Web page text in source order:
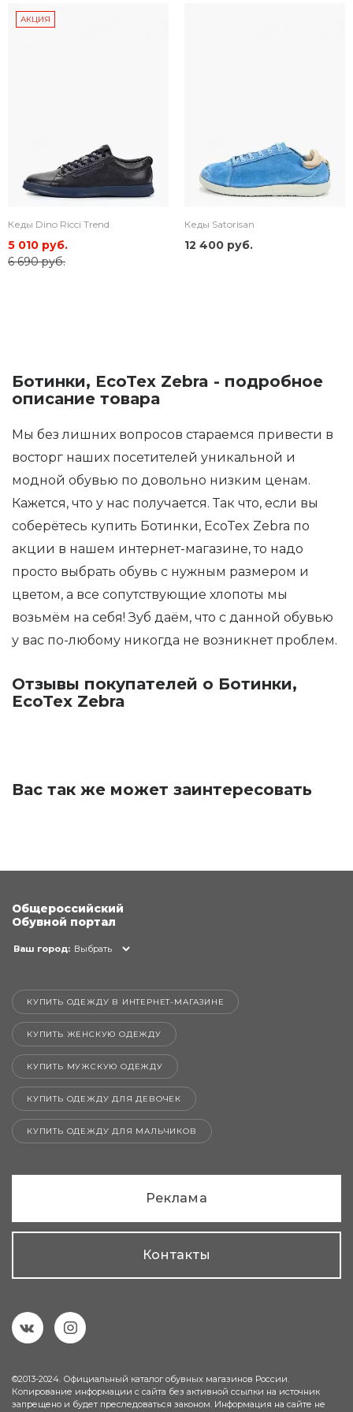
АКЦИЯ
Кеды Dino Ricci Trend
5 010 руб.
6 690 руб.
Кеды Satorisan
12 400 руб.
Ботинки, EcoTex Zebra - подробное
описание товара
Мы без лишних вопросов стараемся привести в
восторг наших посетителей уникальной и
модной обувью по довольно низким ценам.
Кажется, что у нас получается. Так что, если вы
соберётесь купить Ботинки, EcoTex Zebra по
акции в нашем интернет-магазине, то надо
просто выбрать обувь с нужным размером и
цветом, а все сопутствующие хлопоты мы
возьмём на себя! Зуб даём, что с данной обувью
у вас по-любому никогда не возникнет проблем.
Отзывы покупателей о Ботинки,
EcoTex Zebra
Вас так же может заинтересовать
Общероссийский
Обувной портал
Ваш город: Выбрать
КУПИТЬ ОДЕЖДУ В ИНТЕРНЕТ-МАГАЗИНЕ
КУПИТЬ ЖЕНСКУЮ ОДЕЖДУ
КУПИТЬ МУЖСКУЮ ОДЕЖДУ
КУПИТЬ ОДЕЖДУ ДЛЯ ДЕВОЧЕК
КУПИТЬ ОДЕЖДУ ДЛЯ МАЛЬЧИКОВ
Реклама
Контакты
©2013-2024. Официальный каталог обувных магазинов России.
Копирование информации с сайта без активной ссылки на источник
запрещено и будет преследоваться законом. Информация на сайте не